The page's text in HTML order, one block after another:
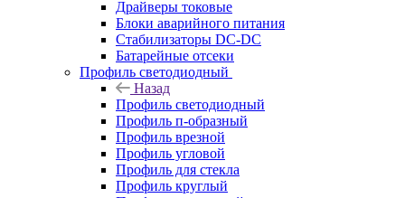
Драйверы токовые
Блоки аварийного питания
Стабилизаторы DC-DC
Батарейные отсеки
Профиль светодиодный
Назад
Профиль светодиодный
Профиль п-образный
Профиль врезной
Профиль угловой
Профиль для стекла
Профиль круглый